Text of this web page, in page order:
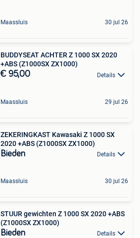
Maassluis 30 jul 26
BUDDYSEAT ACHTER Z 1000 SX 2020
+ABS (Z1000SX ZX1000)
€ 95,00 Details
Maassluis 29 jul 26
ZEKERINGKAST Kawasaki Z 1000 SX
2020 +ABS (Z1000SX ZX1000)
Bieden Details
Maassluis 30 jul 26
STUUR gewichten Z 1000 SX 2020 +ABS
(Z1000SX ZX1000)
Bieden Details